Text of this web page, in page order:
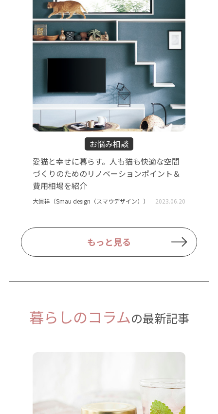
お悩み相談
愛猫と幸せに暮らす。人も猫も快適な空間
づくりのためのリノベーションポイント＆
費用相場を紹介
大景祥（Smau design（スマウデザイン）） 2023.06.20
もっと見る
暮らしのコラムの最新記事